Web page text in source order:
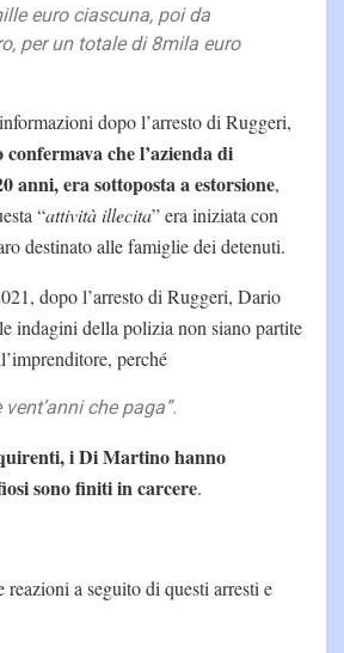
euro ciascuna, poi da
per un totale di 8mila euro
dopo l’arresto di Ruggeri,
confermava che l’azienda di
anni, era sottoposta a estorsione,
“attività illecita” era iniziata con
destinato alle famiglie dei detenuti.
dopo l’arresto di Ruggeri, Dario
indagini della polizia non siano partite
perché
vent’anni che paga”.
i Di Martino hanno
sono finiti in carcere.
reazioni a seguito di questi arresti e